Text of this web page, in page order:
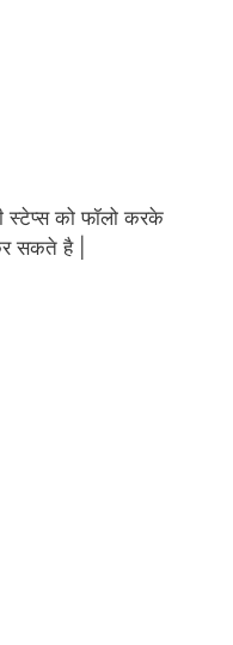
स्टेप्स को फॉलो करके
सकते है |